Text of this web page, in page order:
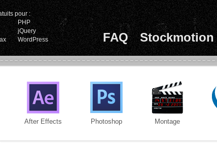
pour :
PHP
jQuery
WordPress FAQ Stockmotion
After Effects Photoshop Montage